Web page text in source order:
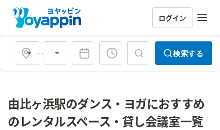
ログイン
会場タイプ 検索する
由比ヶ浜駅のダンス・ヨガにおすすめ
のレンタルスペース・貸し会議室一覧